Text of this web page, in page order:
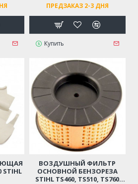
ПРЕДЗАКАЗ 2-3 ДНЯ
Купить
STIHL
ВОЗДУШНЫЙ ФИЛЬТР
ОСНОВНОЙ БЕНЗОРЕЗА
STIHL TS460, TS510, TS760